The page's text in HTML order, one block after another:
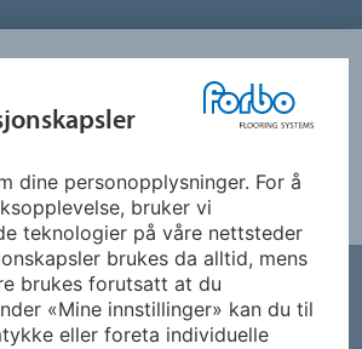
&
BÆREKRAFT FLOORVISUALIZER
dine personopplysninger. For å
bruker vi
teknologier på våre nettsteder
brukes da alltid, mens
brukes forutsatt at du
«Mine innstillinger» kan du til
eller foreta individuelle